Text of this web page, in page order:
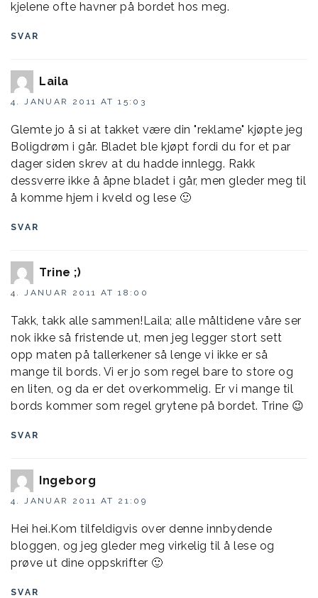
kjelene ofte havner på bordet hos meg.
SVAR
Laila
4. JANUAR 2011 AT 15:03
Glemte jo å si at takket være din "reklame" kjøpte jeg
Boligdrøm i går. Bladet ble kjøpt fordi du for et par
dager siden skrev at du hadde innlegg. Rakk
dessverre ikke å åpne bladet i går, men gleder meg til
å komme hjem i kveld og lese 🙂
SVAR
Trine ;)
4. JANUAR 2011 AT 18:00
Takk, takk alle sammen!Laila; alle måltidene våre ser
nok ikke så fristende ut, men jeg legger stort sett
opp maten på tallerkener så lenge vi ikke er så
mange til bords. Vi er jo som regel bare to store og
en liten, og da er det overkommelig. Er vi mange til
bords kommer som regel grytene på bordet. Trine 😉
SVAR
Ingeborg
4. JANUAR 2011 AT 21:09
Hei hei.Kom tilfeldigvis over denne innbydende
bloggen, og jeg gleder meg virkelig til å lese og
prøve ut dine oppskrifter 🙂
SVAR